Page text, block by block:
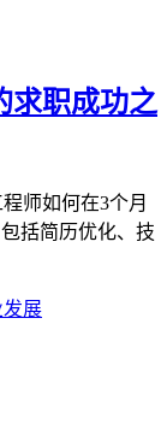
求职成功之
师如何在3个月
括简历优化、技
展